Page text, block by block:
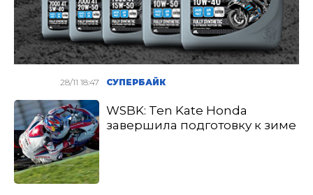
28/11 18:47 СУПЕРБАЙК
WSBK: Ten Kate Honda
завершила подготовку к зиме